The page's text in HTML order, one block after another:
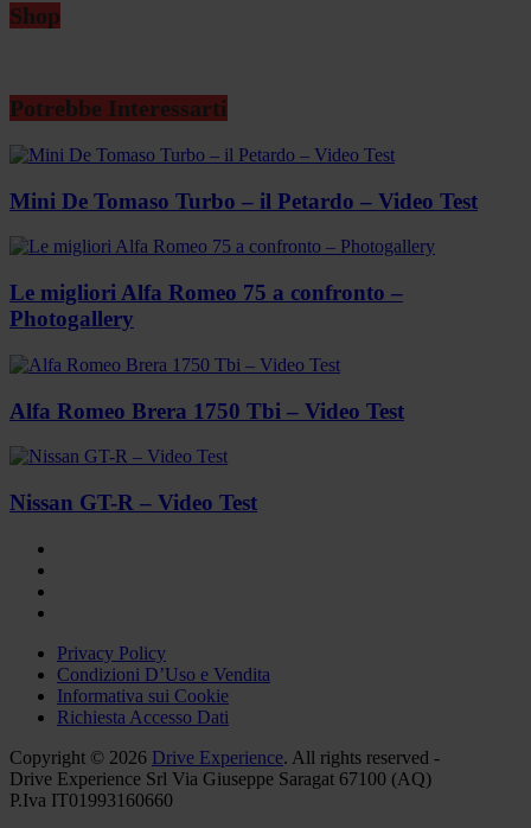
Shop
Potrebbe Interessarti
Mini De Tomaso Turbo – il Petardo – Video Test
Le migliori Alfa Romeo 75 a confronto –
Photogallery
Alfa Romeo Brera 1750 Tbi – Video Test
Nissan GT-R – Video Test
Privacy Policy
Condizioni D’Uso e Vendita
Informativa sui Cookie
Richiesta Accesso Dati
Copyright © 2026 Drive Experience. All rights reserved -
Drive Experience Srl Via Giuseppe Saragat 67100 (AQ)
P.Iva IT01993160660